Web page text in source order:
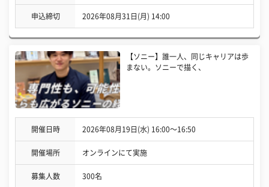
申込締切 2026年08月31日(月) 14:00
【ソニー】誰一人、同じキャリアは歩
まない。ソニーで描く、
開催日時 2026年08月19日(水) 16:00〜16:50
開催場所 オンラインにて実施
募集人数 300名